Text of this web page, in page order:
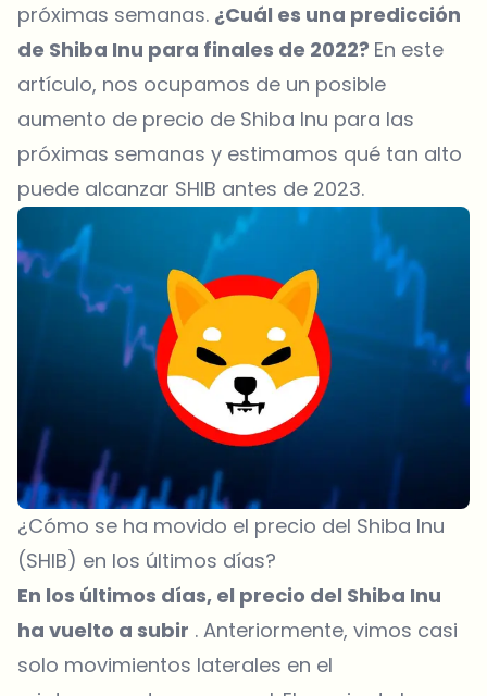
próximas semanas. ¿Cuál es una predicción
de Shiba Inu para finales de 2022? En este
artículo, nos ocupamos de un posible
aumento de precio de Shiba Inu para las
próximas semanas y estimamos qué tan alto
puede alcanzar SHIB antes de 2023.
¿Cómo se ha movido el precio del Shiba Inu
(SHIB) en los últimos días?
En los últimos días, el precio del Shiba Inu
ha vuelto a subir . Anteriormente, vimos casi
solo movimientos laterales en el